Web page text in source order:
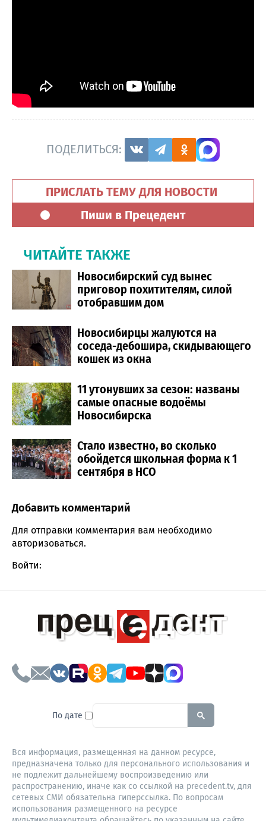
ПОДЕЛИТЬСЯ:
ПРИСЛАТЬ ТЕМУ ДЛЯ НОВОСТИ
Пиши в Прецедент
ЧИТАЙТЕ ТАКЖЕ
Новосибирский суд вынес
приговор похитителям, силой
отобравшим дом
Новосибирцы жалуются на
соседа-дебошира, скидывающего
кошек из окна
11 утонувших за сезон: названы
самые опасные водоёмы
Новосибирска
Стало известно, во сколько
обойдется школьная форма к 1
сентября в НСО
Comment section
Добавить комментарий
Для отправки комментария вам необходимо
авторизоваться.
Войти:
По дате To search this site, enter a
Вся информация, размещенная на данном ресурсе,
предназначена только для персонального использования и
не подлежит дальнейшему воспроизведению или
распространению, иначе как со ссылкой на precedent.tv, для
сетевых СМИ обязательна гиперссылка. По вопросам
использования размещенного на ресурсе